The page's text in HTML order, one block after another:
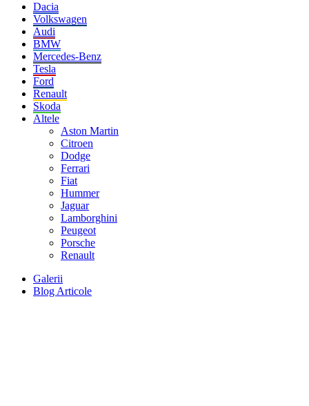
Dacia
Volkswagen
Audi
BMW
Mercedes-Benz
Tesla
Ford
Renault
Skoda
Altele
Aston Martin
Citroen
Dodge
Ferrari
Fiat
Hummer
Jaguar
Lamborghini
Peugeot
Porsche
Renault
Galerii
Blog Articole